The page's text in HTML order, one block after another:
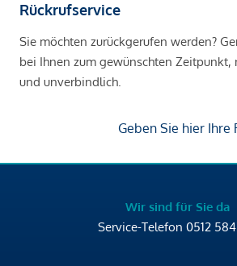
Rückrufservice
Sie möchten zurückgerufen werden?
bei Ihnen zum gewünschten
und unverbindlich.
Geben Sie hier Ihre
Wir sind für Sie da
Service-Telefon 0512